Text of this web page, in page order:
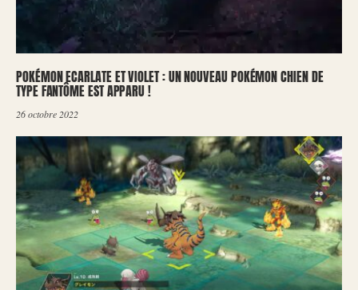
POKÉMON ECARLATE ET VIOLET : UN NOUVEAU POKÉMON CHIEN DE
TYPE FANTÔME EST APPARU !
26 octobre 2022